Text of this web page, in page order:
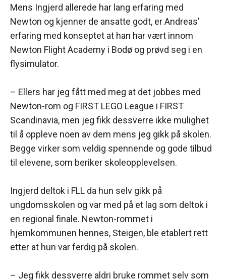
Mens Ingjerd allerede har lang erfaring med
Newton og kjenner de ansatte godt, er Andreas’
erfaring med konseptet at han har vært innom
Newton Flight Academy i Bodø og prøvd seg i en
flysimulator.
– Ellers har jeg fått med meg at det jobbes med
Newton-rom og FIRST LEGO League i FIRST
Scandinavia, men jeg fikk dessverre ikke mulighet
til å oppleve noen av dem mens jeg gikk på skolen.
Begge virker som veldig spennende og gode tilbud
til elevene, som beriker skoleopplevelsen.
Ingjerd deltok i FLL da hun selv gikk på
ungdomsskolen og var med på et lag som deltok i
en regional finale. Newton-rommet i
hjemkommunen hennes, Steigen, ble etablert rett
etter at hun var ferdig på skolen.
– Jeg fikk dessverre aldri bruke rommet selv som